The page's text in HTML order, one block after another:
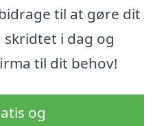
til at gøre dit
skridtet i dag og
til dit behov!
og